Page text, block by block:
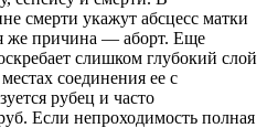
cмepти укажут абсцесс матки
же причина — aбopт. Еще
слишком глубокий слой
соединения ее с
рубец и часто
Если непроходимость полная